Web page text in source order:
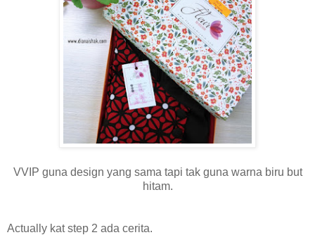
VVIP guna design yang sama tapi tak guna warna biru but
hitam.
Actually kat step 2 ada cerita.